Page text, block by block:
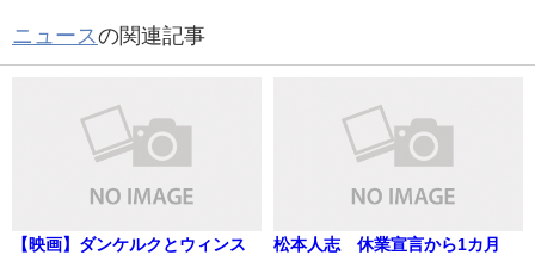
ニュースの関連記事
【映画】ダンケルクとウィンス
松本人志 休業宣言から1カ月